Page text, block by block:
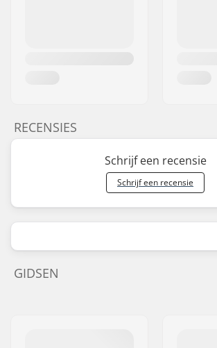
RECENSIES
Schrijf een recensie
Schrijf een recensie
GIDSEN